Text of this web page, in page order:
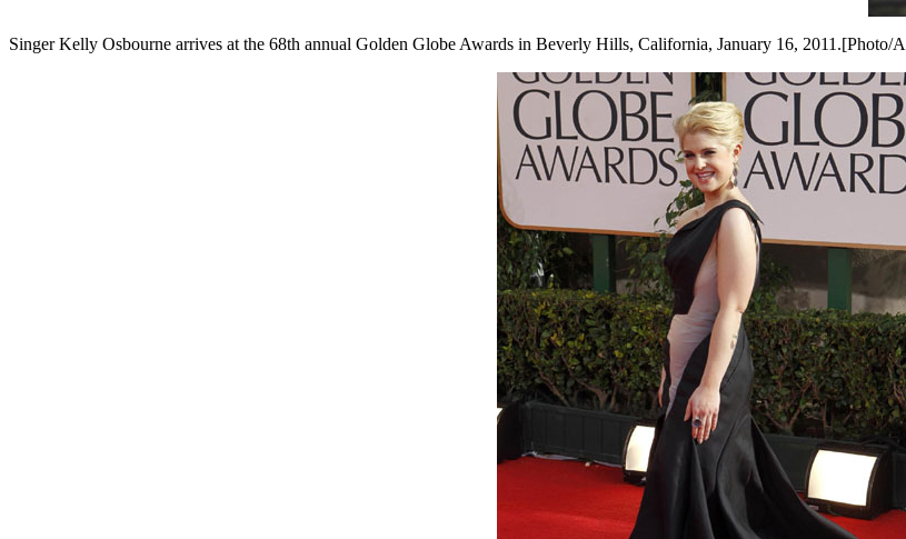
Singer Kelly Osbourne arrives at the 68th annual Golden Globe Awards in Beverly Hills, California, January 16, 2011.[Photo/